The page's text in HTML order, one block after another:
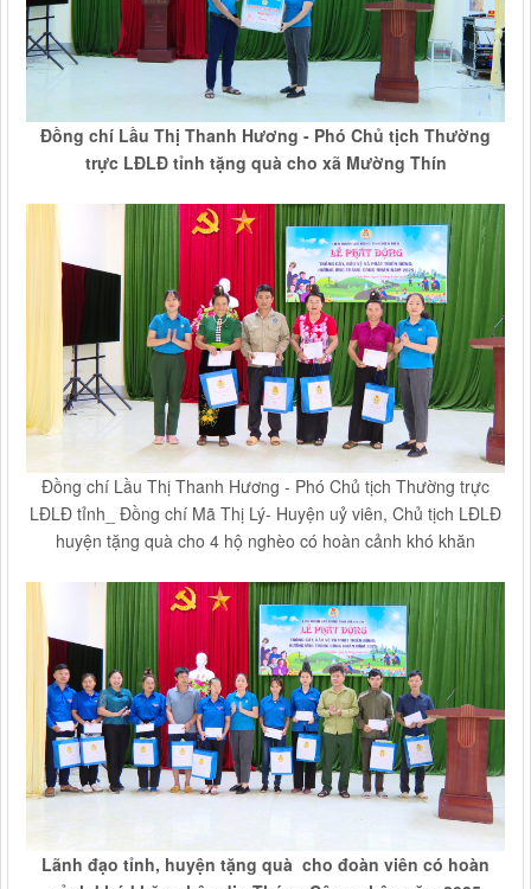
Đồng chí Lầu Thị Thanh Hương - Phó Chủ tịch Thường
trực LĐLĐ tỉnh tặng quà cho xã Mường Thín
Đồng chí Lầu Thị Thanh Hương - Phó Chủ tịch Thường trực
LĐLĐ tỉnh_ Đồng chí Mã Thị Lý- Huyện uỷ viên, Chủ tịch LĐLĐ
huyện tặng quà cho 4 hộ nghèo có hoàn cảnh khó khăn
Lãnh đạo tỉnh, huyện tặng quà cho đoàn viên có hoàn